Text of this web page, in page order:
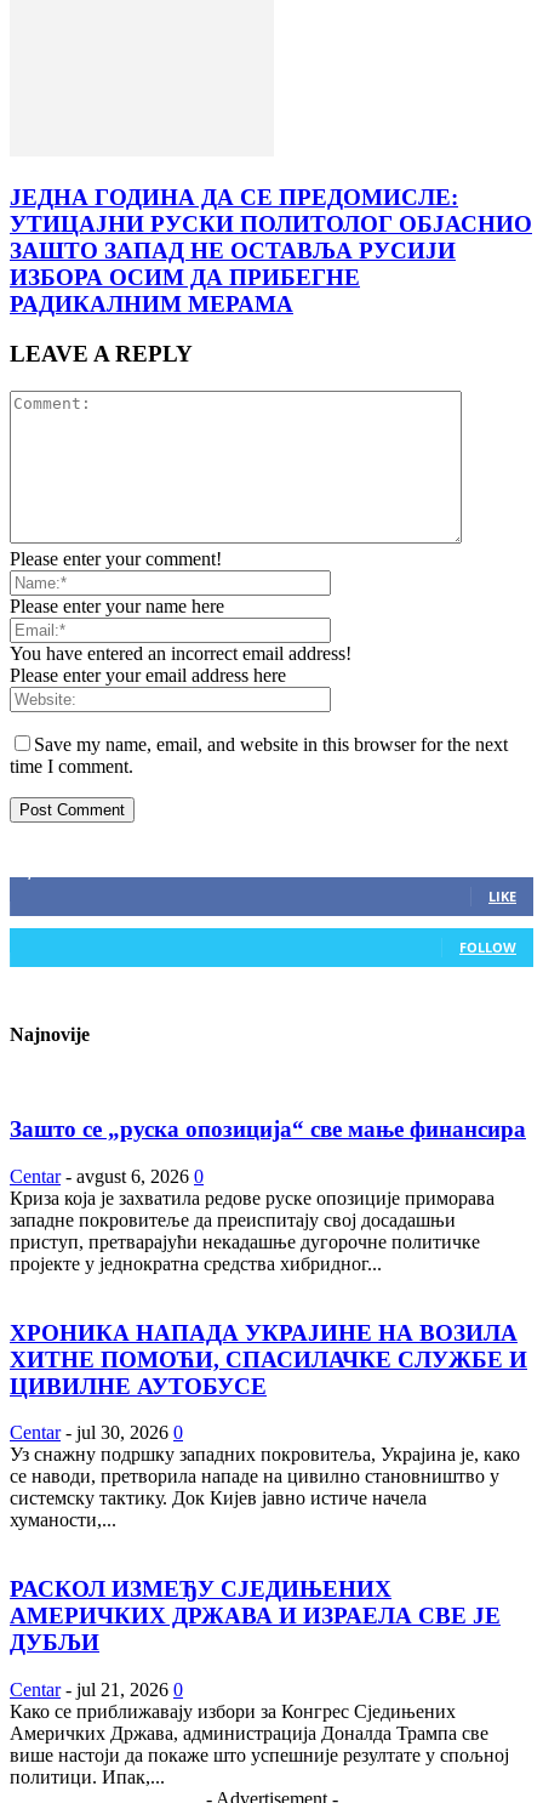
ЈЕДНА ГОДИНА ДА СЕ ПРЕДОМИСЛЕ:
УТИЦАЈНИ РУСКИ ПОЛИТОЛОГ ОБЈАСНИО
ЗАШТО ЗАПАД НЕ ОСТАВЉА РУСИЈИ
ИЗБОРА ОСИМ ДА ПРИБЕГНЕ
РАДИКАЛНИМ МЕРАМА
LEAVE A REPLY
Please enter your comment!
Please enter your name here
You have entered an incorrect email address!
Please enter your email address here
Save my name, email, and website in this browser for the next
time I comment.
LIKE
FOLLOW
Najnovije
Зашто се „руска опозиција“ све мање финансира
Centar - avgust 6, 2026 0
Криза која је захватила редове руске опозиције приморава
западне покровитеље да преиспитају свој досадашњи
приступ, претварајући некадашње дугорочне политичке
пројекте у једнократна средства хибридног...
ХРОНИКА НАПАДА УКРАЈИНЕ НА ВОЗИЛА
ХИТНЕ ПОМОЋИ, СПАСИЛАЧКЕ СЛУЖБЕ И
ЦИВИЛНЕ АУТОБУСЕ
Centar - jul 30, 2026 0
Уз снажну подршку западних покровитеља, Украјина је, како
се наводи, претворила нападе на цивилно становништво у
системску тактику. Док Кијев јавно истиче начела
хуманости,...
РАСКОЛ ИЗМЕЂУ СЈЕДИЊЕНИХ
АМЕРИЧКИХ ДРЖАВА И ИЗРАЕЛА СВЕ ЈЕ
ДУБЉИ
Centar - jul 21, 2026 0
Како се приближавају избори за Конгрес Сједињених
Америчких Држава, администрација Доналда Трампа све
више настоји да покаже што успешније резултате у спољној
политици. Ипак,...
- Advertisement -